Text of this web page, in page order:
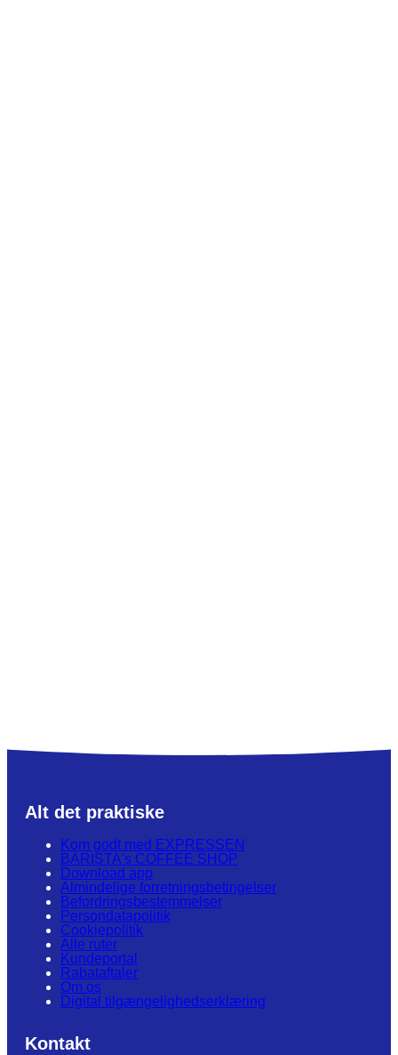
Alt det praktiske
Kom godt med EXPRESSEN
BARISTA's COFFEE SHOP
Download app
Almindelige forretningsbetingelser
Befordringsbestemmelser
Persondatapolitik
Cookiepolitik
Alle ruter
Kundeportal
Rabataftaler
Om os
Digital tilgængelighedserklæring
Kontakt